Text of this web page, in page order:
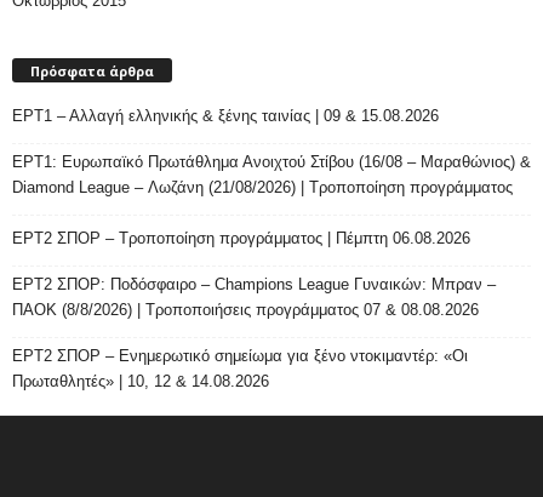
Πρόσφατα άρθρα
ΕΡΤ1 – Αλλαγή ελληνικής & ξένης ταινίας | 09 & 15.08.2026
ΕΡΤ1: Ευρωπαϊκό Πρωτάθλημα Ανοιχτού Στίβου (16/08 – Μαραθώνιος) &
Diamond League – Λωζάνη (21/08/2026) | Τροποποίηση προγράμματος
ΕΡΤ2 ΣΠΟΡ – Τροποποίηση προγράμματος | Πέμπτη 06.08.2026
ΕΡΤ2 ΣΠΟΡ: Ποδόσφαιρο – Champions League Γυναικών: Μπραν –
ΠΑΟΚ (8/8/2026) | Τροποποιήσεις προγράμματος 07 & 08.08.2026
ΕΡΤ2 ΣΠΟΡ – Ενημερωτικό σημείωμα για ξένο ντοκιμαντέρ: «Οι
Πρωταθλητές» | 10, 12 & 14.08.2026